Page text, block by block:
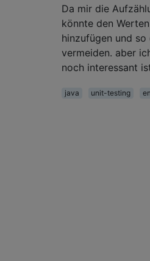
Da mir die
könnte den
hinzufügen und
vermeiden. aber
noch interessant
java unit-testing